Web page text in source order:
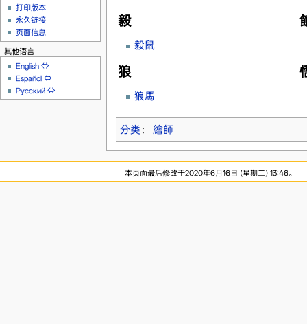
毅
毅鼠
狼
狼馬
分类 ： 繪師
打印版本
永久链接
页面信息
其他语言
English ⇔
Español ⇔
Русский ⇔
本页面最后修改于2020年6月16日 (星期二) 13:46。